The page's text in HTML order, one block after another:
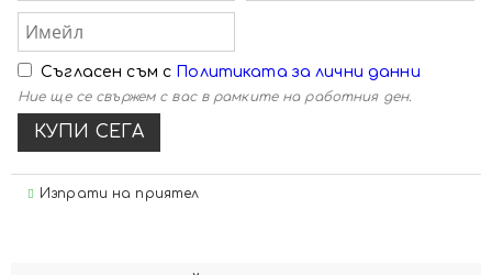
Съгласен съм с Политиката за лични данни
Ние ще се свържем с вас в рамките на работния ден.
Изпрати на приятел